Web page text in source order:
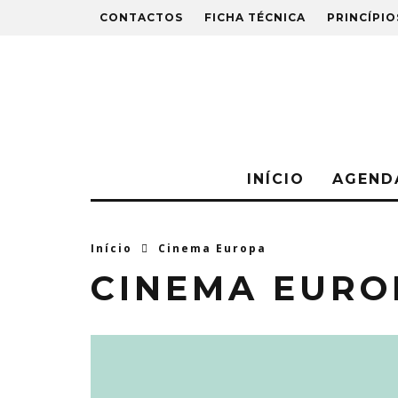
CONTACTOS FICHA TÉCNICA
INÍCIO
Início Cinema Europa
CINEMA